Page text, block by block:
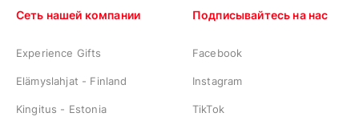
Сеть нашей компании
Experience Gifts
Elämyslahjat - Finland
Kingitus - Estonia
Подписывайтесь на нас
Facebook
Instagram
TikTok